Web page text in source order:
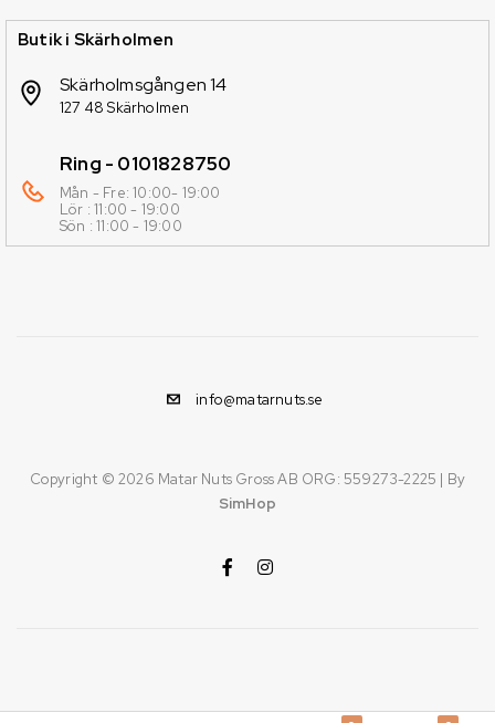
Butik i Skärholmen
Skärholmsgången 14
127 48 Skärholmen
Ring - 0101828750
Mån - Fre: 10:00- 19:00
Lör : 11:00 - 19:00
Sön : 11:00 - 19:00
info@matarnuts.se
Copyright © 2026 Matar Nuts Gross AB ORG: 559273-2225 | By
SimHop